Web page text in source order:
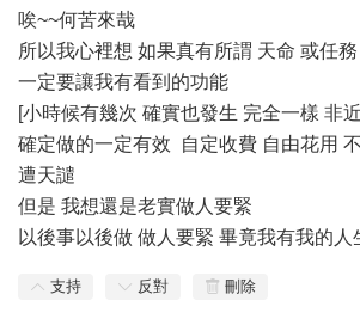
唉~~何苦來哉
所以我心裡想 如果真有所謂 天命 或任務
一定要讓我有看到的功能
[小時候有幾次 確實也發生 完全一樣 非
確定做的一定有效 自定收費 自由花用
遭天譴
但是 我想還是老實做人要緊
以後事以後做 做人要緊 畢竟我有我的人
支持 反對 刪除